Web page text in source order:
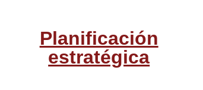
Planificación
estratégica